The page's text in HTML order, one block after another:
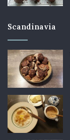
Scandinavia